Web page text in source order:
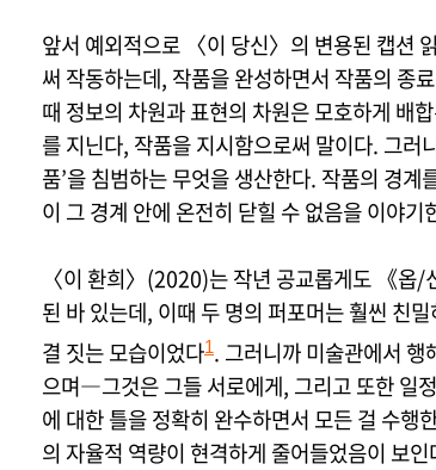
앞서 예외적으로 〈이 당신〉의 변용된 캡션
써 작동하는데, 작품을 완성하면서 작품의 종
때 정보의 차원과 표현의 차원은 모호하게 배
를 지닌다, 작품을 지시함으로써 말이다. 그러
품’을 침범하는 무엇을 생산한다. 작품의 경
이 그 경계 안에 온전히 닫힐 수 없음을 이야기
〈이 환희〉(2020)는 작년 공교롭게도 《옵
된 바 있는데, 이때 두 명의 퍼포머는 훨씬 친
결 짓는 모습이었다1. 그러니까 미술관에서 행
으며―그것은 그들 서로에게, 그리고 또한 일
에 대한 틀을 정확히 완수하면서 모든 걸 수행
의 자율적 역량이 현격하게 줄어들었음이 보인